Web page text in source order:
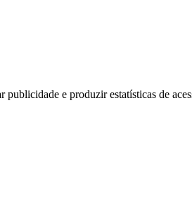
e produzir estatísticas de